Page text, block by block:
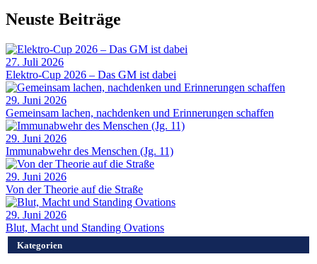
Neuste Beiträge
27. Juli 2026
Elektro-Cup 2026 – Das GM ist dabei
29. Juni 2026
Gemeinsam lachen, nachdenken und Erinnerungen schaffen
29. Juni 2026
Immunabwehr des Menschen (Jg. 11)
29. Juni 2026
Von der Theorie auf die Straße
29. Juni 2026
Blut, Macht und Standing Ovations
Kategorien